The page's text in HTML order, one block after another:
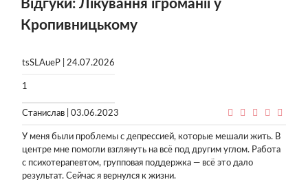
Відгуки: Лікування ігроманії у
Кропивницькому
tsSLAueP | 24.07.2026
1
Станислав | 03.06.2023
У меня были проблемы с депрессией, которые мешали жить. В
центре мне помогли взглянуть на всё под другим углом. Работа
с психотерапевтом, групповая поддержка — всё это дало
результат. Сейчас я вернулся к жизни.